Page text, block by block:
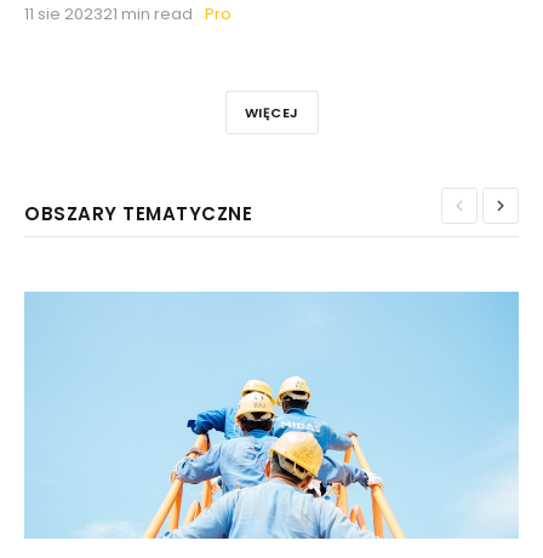
11 sie 2023 Pro
21 min read
WIĘCEJ
OBSZARY TEMATYCZNE